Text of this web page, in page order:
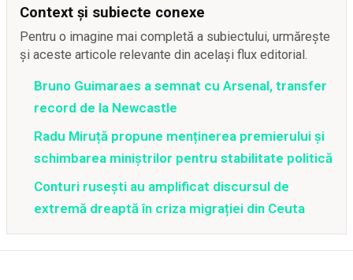
Context și subiecte conexe
Pentru o imagine mai completă a subiectului, urmărește
și aceste articole relevante din același flux editorial.
Bruno Guimaraes a semnat cu Arsenal, transfer
record de la Newcastle
Radu Miruță propune menținerea premierului și
schimbarea miniștrilor pentru stabilitate politică
Conturi rusești au amplificat discursul de
extremă dreaptă în criza migrației din Ceuta